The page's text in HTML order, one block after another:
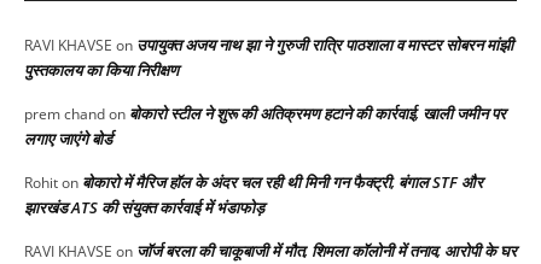
RAVI KHAVSE on उपायुक्त अजय नाथ झा ने गुरुजी रात्रि पाठशाला व मास्टर सोबरन मांझी
पुस्तकालय का किया निरीक्षण
prem chandon बोकारो स्टील ने शुरू की अतिक्रमण हटाने की कार्रवाई, खाली जमीन पर
लगाए जाएंगे बोर्ड
Rohiton बोकारो में मैरिज हॉल के अंदर चल रही थी मिनी गन फैक्ट्री, बंगाल STF और
झारखंड ATS की संयुक्त कार्रवाई में भंडाफोड़
RAVI KHAVSE on जॉर्ज बरला की चाकूबाजी में मौत, शिमला कॉलोनी में तनाव, आरोपी के घर